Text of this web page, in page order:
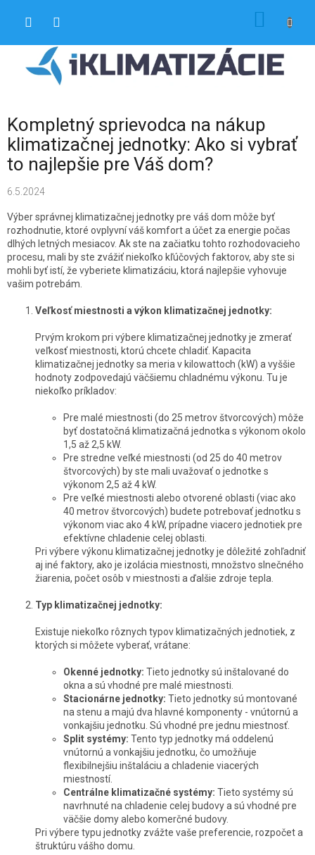
Kompletný sprievodca na nákup
klimatizačnej jednotky: Ako si vybrať
to najlepšie pre Váš dom?
6.5.2024
Výber správnej klimatizačnej jednotky pre váš dom môže byť
rozhodnutie, ktoré ovplyvní váš komfort a účet za energie počas
dlhých letných mesiacov. Ak ste na začiatku tohto rozhodovacieho
procesu, mali by ste zvážiť niekoľko kľúčových faktorov, aby ste si
mohli byť istí, že vyberiete klimatizáciu, ktorá najlepšie vyhovuje
vašim potrebám.
Veľkosť miestnosti a výkon klimatizačnej jednotky:
Prvým krokom pri výbere klimatizačnej jednotky je zmerať
veľkosť miestnosti, ktorú chcete chladiť. Kapacita
klimatizačnej jednotky sa meria v kilowattoch (kW) a vyššie
hodnoty zodpovedajú väčšiemu chladnému výkonu. Tu je
niekoľko príkladov:
Pre malé miestnosti (do 25 metrov štvorcových) môže
byť dostatočná klimatizačná jednotka s výkonom okolo
1,5 až 2,5 kW.
Pre stredne veľké miestnosti (od 25 do 40 metrov
štvorcových) by ste mali uvažovať o jednotke s
výkonom 2,5 až 4 kW.
Pre veľké miestnosti alebo otvorené oblasti (viac ako
40 metrov štvorcových) budete potrebovať jednotku s
výkonom viac ako 4 kW, prípadne viacero jednotiek pre
efektívne chladenie celej oblasti.
Pri výbere výkonu klimatizačnej jednotky je dôležité zohľadniť
aj iné faktory, ako je izolácia miestnosti, množstvo slnečného
žiarenia, počet osôb v miestnosti a ďalšie zdroje tepla.
Typ klimatizačnej jednotky:
Existuje niekoľko rôznych typov klimatizačných jednotiek, z
ktorých si môžete vyberať, vrátane:
Okenné jednotky: Tieto jednotky sú inštalované do
okna a sú vhodné pre malé miestnosti.
Stacionárne jednotky: Tieto jednotky sú montované
na stenu a majú dva hlavné komponenty - vnútornú a
vonkajšiu jednotku. Sú vhodné pre jednu miestnosť.
Split systémy: Tento typ jednotky má oddelenú
vnútornú a vonkajšiu jednotku, čo umožňuje
flexibilnejšiu inštaláciu a chladenie viacerých
miestností.
Centrálne klimatizačné systémy: Tieto systémy sú
navrhnuté na chladenie celej budovy a sú vhodné pre
väčšie domy alebo komerčné budovy.
Pri výbere typu jednotky zvážte vaše preferencie, rozpočet a
štruktúru vášho domu.